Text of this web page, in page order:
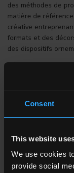
Consent
This website
We use cookies
provide social
des méthodes de
matière de
créative
formats et des
des dispositifs
(…)
la toute
l'aspect bois. Entre
(Chêne huilé),
et des tons doux
Toutes